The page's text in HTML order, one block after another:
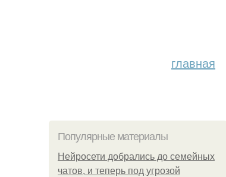
главная
Популярные материалы
Нейросети добрались до семейных
чатов, и теперь под угрозой